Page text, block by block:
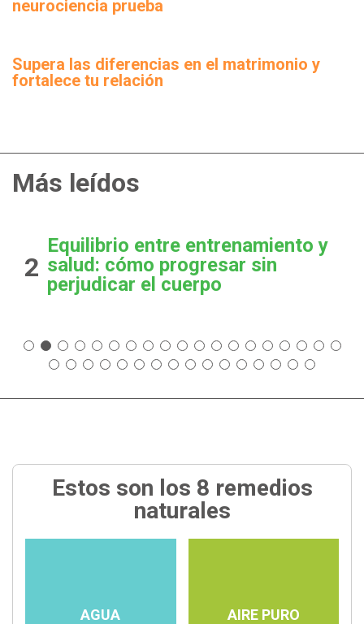
neurociencia prueba
Supera las diferencias en el matrimonio y
fortalece tu relación
Más leídos
2
Equilibrio entre entrenamiento y
salud: cómo progresar sin
perjudicar el cuerpo
Estos son los 8 remedios
naturales
AGUA AIRE PURO